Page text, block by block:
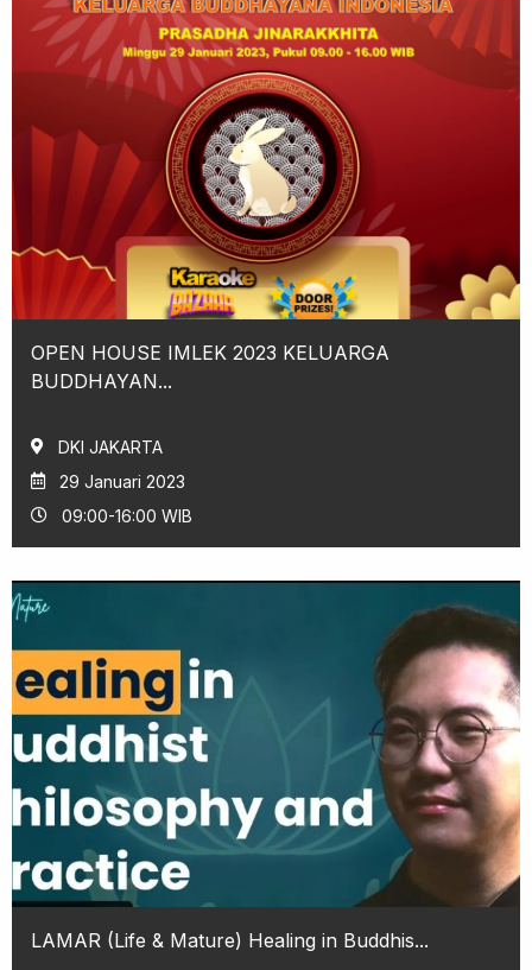
OPEN HOUSE IMLEK 2023 KELUARGA
BUDDHAYAN...
DKI JAKARTA
29 Januari 2023
09:00-16:00 WIB
LAMAR (Life & Mature) Healing in Buddhis...